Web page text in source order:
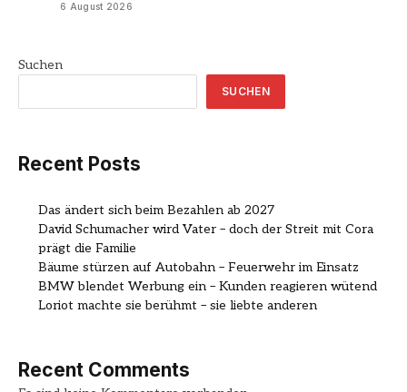
6 August 2026
Suchen
SUCHEN
Recent Posts
Das ändert sich beim Bezahlen ab 2027
David Schumacher wird Vater – doch der Streit mit Cora
prägt die Familie
Bäume stürzen auf Autobahn – Feuerwehr im Einsatz
BMW blendet Werbung ein – Kunden reagieren wütend
Loriot machte sie berühmt – sie liebte anderen
Recent Comments